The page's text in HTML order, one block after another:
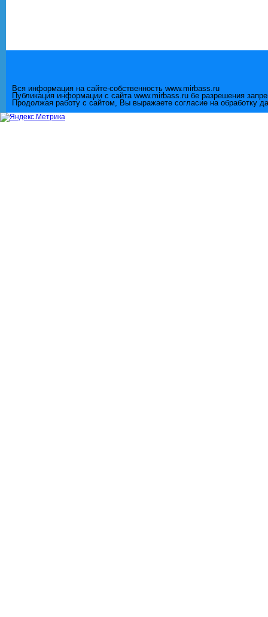
Вся информация на сайте-собственность www.mirbass.ru
Публикация информации с сайта www.mirbass.ru бе разрешения
Продолжая работу с сайтом, Вы выражаете согласие на обработку